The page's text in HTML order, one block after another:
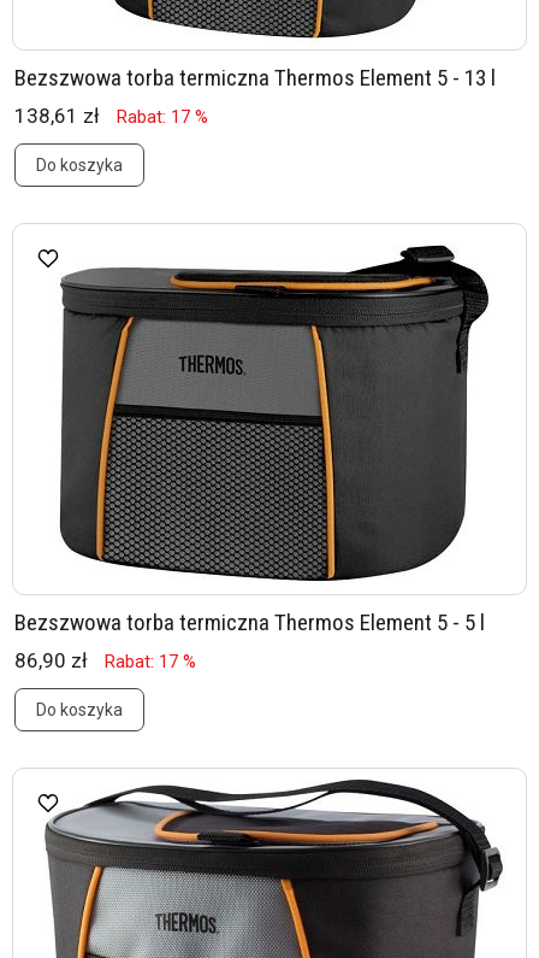
Bezszwowa torba termiczna Thermos Element 5 - 13 l
138,61 zł Rabat: 17 %
Do koszyka
Bezszwowa torba termiczna Thermos Element 5 - 5 l
86,90 zł Rabat: 17 %
Do koszyka